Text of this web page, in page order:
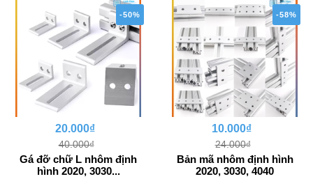
-50%
20.000₫
40.000₫
Gá đỡ chữ L nhôm định
hình 2020, 3030...
-58%
10.000₫
24.000₫
Bản mã nhôm định hình
2020, 3030, 4040